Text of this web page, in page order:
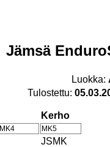
Jämsä
Luokka:
Tulostettu:
Kerho
MK4 MK5
JSMK